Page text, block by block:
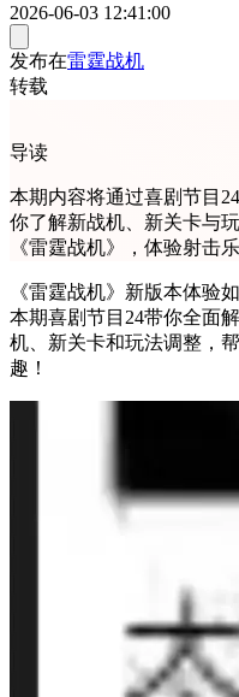
2026-06-03 12:41:00
发布在雷霆战机
转载
导读
本期内容将通过喜剧节目
你了解新战机、新关卡与
《雷霆战机》，体验射击乐
《雷霆战机》新版本体验
本期喜剧节目24带你全面
机、新关卡和玩法调整，
趣！